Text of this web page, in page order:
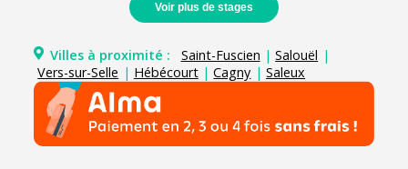
Voir plus de stages
Villes à proximité : Saint-Fuscien | Salouël |
Vers-sur-Selle | Hébécourt | Cagny | Saleux